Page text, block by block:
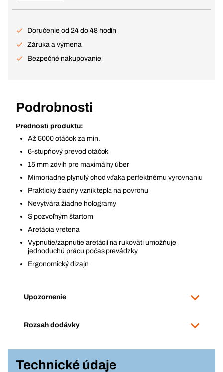
Doručenie od 24 do 48 hodín
Záruka a výmena
Bezpečné nakupovanie
Podrobnosti
Prednosti produktu:
Až 5000 otáčok za min.
6-stupňový prevod otáčok
15 mm zdvih pre maximálny úber
Mimoriadne plynulý chod vďaka perfektnému vyrovnaniu
Prakticky žiadny vznik tepla na povrchu
Nevytvára žiadne hologramy
S pozvoľným štartom
Aretácia vretena
Vypnutie/zapnutie aretácií na rukoväti umožňuje
jednoduchú prácu počas prevádzky
Ergonomický dizajn
Upozornenie
Rozsah dodávky
Technické údaje